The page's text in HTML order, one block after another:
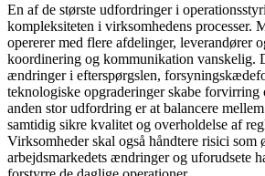
En af de største udfordringer i
kompleksiteten i virksomhedens processer.
opererer med flere afdelinger, leverandører
koordinering og kommunikation vanskelig.
ændringer i efterspørgslen,
teknologiske opgraderinger skabe
anden stor udfordring er at balancere
samtidig sikre kvalitet og overholdelse af
Virksomheder skal også håndtere risici som
arbejdsmarkedets ændringer og uforudsete